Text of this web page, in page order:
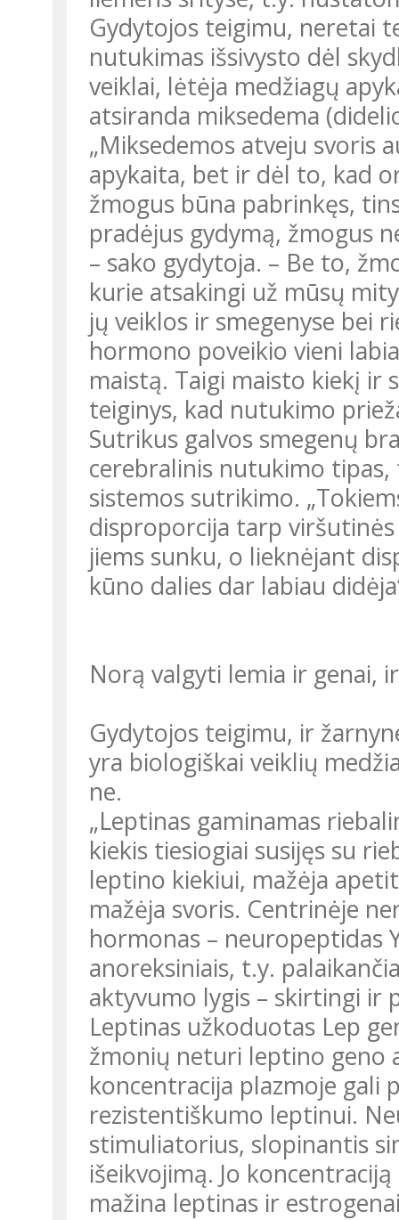
Gydytojos teigimu, neretai
nutukimas išsivysto dėl
veiklai, lėtėja medžiagų
atsiranda miksedema
„Miksedemos atveju svoris
apykaita, bet ir dėl to, kad
žmogus būna pabrinkęs,
pradėjus gydymą, žmogus
– sako gydytoja. – Be to,
kurie atsakingi už mūsų
jų veiklos ir smegenyse bei
hormono poveikio vieni
maistą. Taigi maisto kiekį ir
teiginys, kad nutukimo
Sutrikus galvos smegenų
cerebralinis nutukimo
sistemos sutrikimo.
disproporcija tarp
jiems sunku, o lieknėjant
kūno dalies dar labiau
Norą valgyti lemia ir genai,
Gydytojos teigimu, ir
yra biologiškai veiklių
ne.
„Leptinas gaminamas
kiekis tiesiogiai susijęs su
leptino kiekiui, mažėja
mažėja svoris. Centrinėje
hormonas – neuropeptidas
anoreksiniais, t.y.
aktyvumo lygis – skirtingi ir
Leptinas užkoduotas Lep
žmonių neturi leptino geno
koncentracija plazmoje gali
rezistentiškumo leptinui.
stimuliatorius, slopinantis
išeikvojimą. Jo
mažina leptinas ir